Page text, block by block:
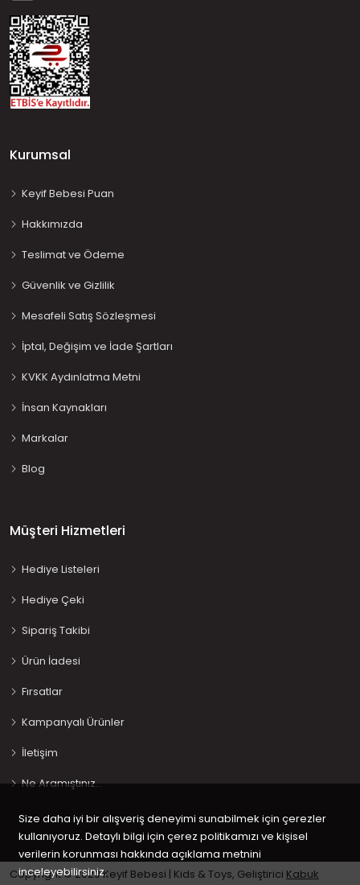
Kurumsal
Keyif Bebesi Puan
Hakkımızda
Teslimat ve Ödeme
Güvenlik ve Gizlilik
Mesafeli Satış Sözleşmesi
İptal, Değişim ve İade Şartları
KVKK Aydınlatma Metni
İnsan Kaynakları
Markalar
Blog
Müşteri Hizmetleri
Hediye Listeleri
Hediye Çeki
Sipariş Takibi
Ürün İadesi
Fırsatlar
Kampanyalı Ürünler
İletişim
Ne Aramıştınız…
Copyright © 2020 Keyif Bebesi | Kids & Toys, Geliştirici Kabuk
Size daha iyi bir alışveriş deneyimi sunabilmek için çerezler
kullanıyoruz. Detaylı bilgi için çerez politikamızı ve kişisel
verilerin korunması hakkında açıklama metnini
inceleyebilirsiniz.